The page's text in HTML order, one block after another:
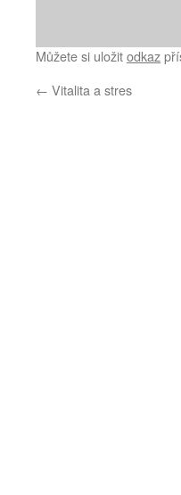
Můžete si uložitodkaz
← Vitalita a stres